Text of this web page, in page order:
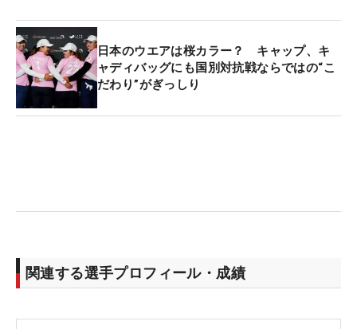
日本のウエアは桜カラー？ キャップ、キ
ャディバッグにも国別対抗戦ならではの“こ
だわり”がぎっしり
関連する選手プロフィール・成績